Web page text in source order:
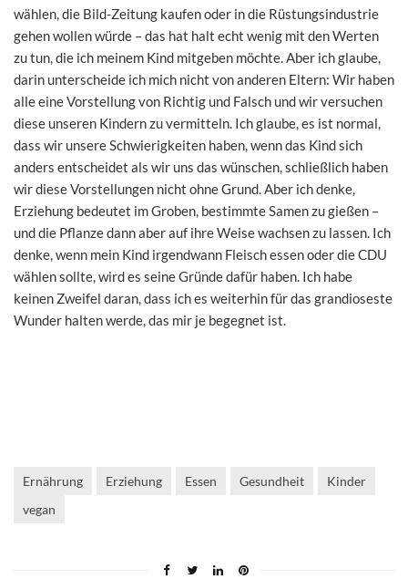
wählen, die Bild-Zeitung kaufen oder in die Rüstungsindustrie
gehen wollen würde – das hat halt echt wenig mit den Werten
zu tun, die ich meinem Kind mitgeben möchte. Aber ich glaube,
darin unterscheide ich mich nicht von anderen Eltern: Wir haben
alle eine Vorstellung von Richtig und Falsch und wir versuchen
diese unseren Kindern zu vermitteln. Ich glaube, es ist normal,
dass wir unsere Schwierigkeiten haben, wenn das Kind sich
anders entscheidet als wir uns das wünschen, schließlich haben
wir diese Vorstellungen nicht ohne Grund. Aber ich denke,
Erziehung bedeutet im Groben, bestimmte Samen zu gießen –
und die Pflanze dann aber auf ihre Weise wachsen zu lassen. Ich
denke, wenn mein Kind irgendwann Fleisch essen oder die CDU
wählen sollte, wird es seine Gründe dafür haben. Ich habe
keinen Zweifel daran, dass ich es weiterhin für das grandioseste
Wunder halten werde, das mir je begegnet ist.
Ernährung Erziehung Essen Gesundheit
Kinder
vegan